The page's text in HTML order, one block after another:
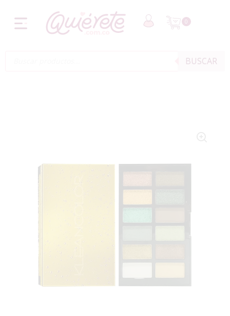
0
BUSCAR